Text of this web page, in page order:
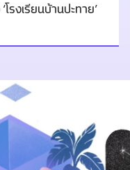
รงเรียนบ้านปะทาย’